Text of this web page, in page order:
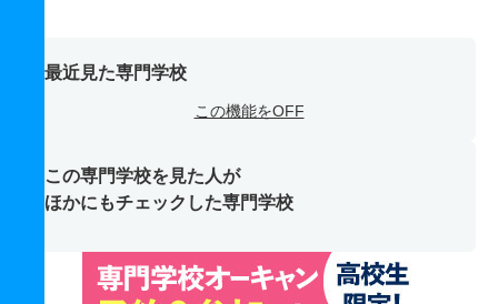
最近見た専門学校
この機能をOFF
この専門学校を見た人が
ほかにもチェックした専門学校